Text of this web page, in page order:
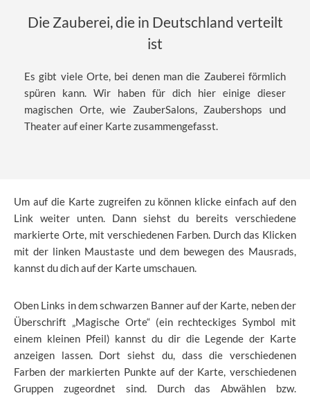
Die Zauberei, die in Deutschland verteilt
ist
Es gibt viele Orte, bei denen man die Zauberei förmlich
spüren kann. Wir haben für dich hier einige dieser
magischen Orte, wie ZauberSalons, Zaubershops und
Theater auf einer Karte zusammengefasst.
Um auf die Karte zugreifen zu können klicke einfach auf den
Link weiter unten. Dann siehst du bereits verschiedene
markierte Orte, mit verschiedenen Farben. Durch das Klicken
mit der linken Maustaste und dem bewegen des Mausrads,
kannst du dich auf der Karte umschauen.
Oben Links in dem schwarzen Banner auf der Karte, neben der
Überschrift „Magische Orte“ (ein rechteckiges Symbol mit
einem kleinen Pfeil) kannst du dir die Legende der Karte
anzeigen lassen. Dort siehst du, dass die verschiedenen
Farben der markierten Punkte auf der Karte, verschiedenen
Gruppen zugeordnet sind. Durch das Abwählen bzw.